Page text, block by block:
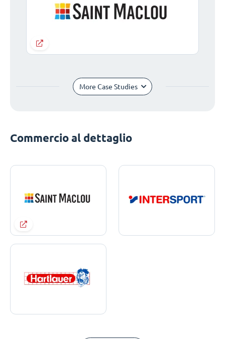
More Case Studies
Commercio al dettaglio